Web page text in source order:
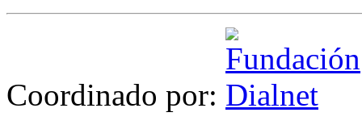
Coordinado por: